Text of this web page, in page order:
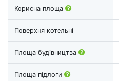
Корисна площа
Поверхня котельні
Площа будівництва
Площа підлоги